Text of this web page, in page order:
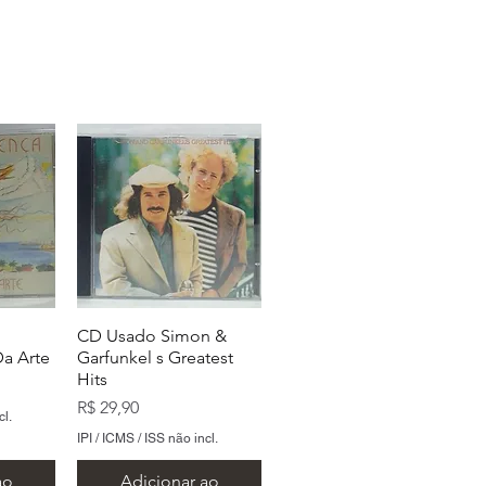
Arte
CD Usado Simon &
Garfunkel s Greatest
Hits
Preço
R$ 29,90
IPI / ICMS / ISS não incl.
Adicionar ao